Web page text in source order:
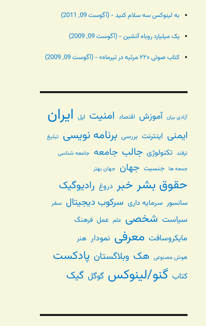
به لینوکس سه سلام کنید - (آگوست 09, 2011)
یک میلیارد روباه آتشین - (آگوست 09, 2009)
کتاب صوتی «۲۲ مرثیه در تیرماه» - (آگوست 09, 2009)
آزادی بیان آموزش اقتصاد امنیت اپل ایران
ایمنی اینترنت بررسی برنامه نویسی تبلیغ
ترفند تکنولوژی جالب جامعه جامعه شناسی
جمعه ها جنسیت جهان جهان بهتر
حقوق بشر خبر دروغ رادیوگیک
سانسور سرمایه داری سرکوب دیجیتال سفر
سیاست شخصی علم عمل فرهنگ
مایکروسافت معرفی نمودار هنر
هوش مصنوعی هک وبلاگستان پادکست
کتاب گنو/لینوکس گوگل گیک